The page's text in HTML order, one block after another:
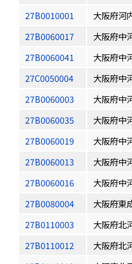
27B0010001
大阪府河
27B0060017
大阪府中
27B0060041
大阪府中
27C0050004
大阪府中
27B0060003
大阪府中
27B0060035
大阪府中
27B0060019
大阪府中
27B0060013
大阪府中
27B0060016
大阪府中
27B0080004
大阪府東
27B0110003
大阪府北
27B0110012
大阪府北